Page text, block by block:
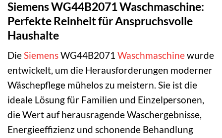
Siemens WG44B2071 Waschmaschine:
Perfekte Reinheit für Anspruchsvolle
Haushalte
DieSiemensWG44B2071 Waschmaschinewurde
entwickelt, um die Herausforderungen moderner
Wäschepflege mühelos zu meistern. Sie ist die
ideale Lösung für Familien und Einzelpersonen,
die Wert auf herausragende Waschergebnisse,
Energieeffizienz und schonende Behandlung